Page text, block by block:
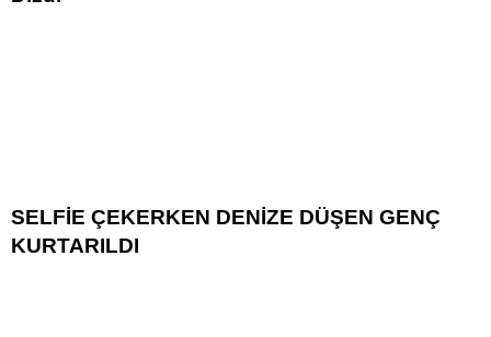
SELFİE ÇEKERKEN DENİZE DÜŞEN GENÇ
KURTARILDI